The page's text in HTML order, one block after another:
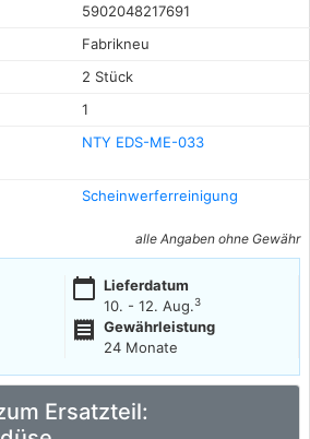
5902048217691
Fabrikneu
2 Stück
1
NTY EDS-ME-033
Scheinwerferreinigung
alle Angaben ohne Gewähr
calendar_today Lieferdatum
10. - 12. Aug.3
receipt
Gewährleistung
24 Monate
Ersatzteil: